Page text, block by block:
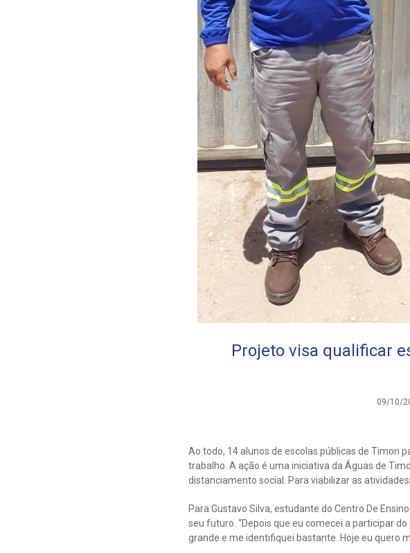
Projeto visa qualificar
09/10/
Ao todo, 14 alunos de escolas públicas de Timon
trabalho. A ação é uma iniciativa da Águas de
distanciamento social. Para viabilizar as
Para Gustavo Silva, estudante do Centro De
seu futuro. “Depois que eu comecei a participar
grande e me identifiquei bastante. Hoje eu quero